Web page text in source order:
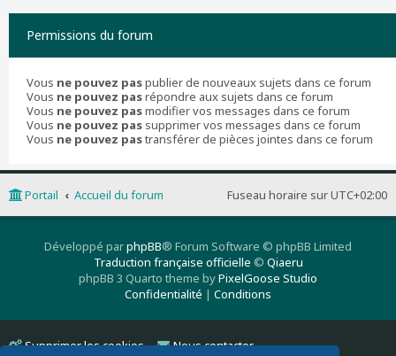
Permissions du forum
Vous ne pouvez paspublier de nouveaux sujets dans ce forum
Vous ne pouvez pasrépondre aux sujets dans ce forum
Vous ne pouvez pasmodifier vos messages dans ce forum
Vous ne pouvez pas supprimer vos messages dans ce forum
Vous ne pouvez pastransférer de pièces jointes dans ce forum
Fuseau horaire surUTC+02:00
Portail Accueil du forum
Développé parphpBB® Forum Software © phpBB Limited
Traduction française officielle © Qiaeru
phpBB 3 Quarto theme byPixelGoose Studio
Confidentialité | Conditions
Supprimer les cookies Nous contacter